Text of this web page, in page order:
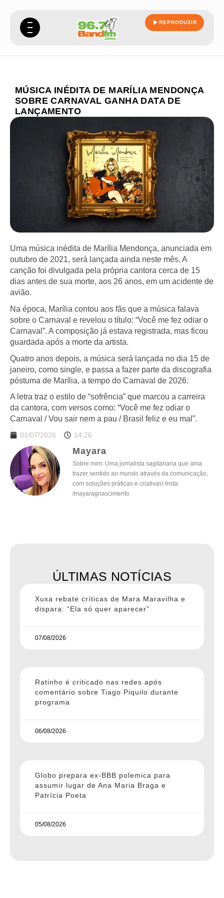
REPRODUZIR
MÚSICA INÉDITA DE MARÍLIA MENDONÇA
SOBRE CARNAVAL GANHA DATA DE
LANÇAMENTO
Uma música inédita de Marília Mendonça, anunciada em
outubro de 2021, será lançada ainda neste mês. A
canção foi divulgada pela própria cantora cerca de 15
dias antes de sua morte, aos 26 anos, em um acidente de
avião.
Na época, Marília contou aos fãs que a música falava
sobre o Carnaval e revelou o título: “Você me fez odiar o
Carnaval”. A composição já estava registrada, mas ficou
guardada após a morte da artista.
Quatro anos depois, a música será lançada no dia 15 de
janeiro, como single, e passa a fazer parte da discografia
póstuma de Marília, a tempo do Carnaval de 2026.
A letra traz o estilo de “sofrência” que marcou a carreira
da cantora, com versos como: “Você me fez odiar o
Carnaval / Vou sair nem a pau / Brasil feliz e eu mal”.
01/07/2026 14:26
Mayara
Sobre mim: Uma jornalista sagitariana que ama
trazer sentido ao mundo através da comunicação,
com soluções práticas e criativas! Insta:
/mayaragnascimento
ÚLTIMAS NOTÍCIAS
Xuxa rebate críticas de Mara Maravilha e
dispara: “Ela só quer aparecer”
07/08/2026
Ratinho é criticado nas redes após
comentário sobre Tiago Piquilo durante
programa
06/08/2026
Globo prepara ex-BBB polemica para
assumir lugar de Ana Maria Braga e
Patrícia Poeta
05/08/2026